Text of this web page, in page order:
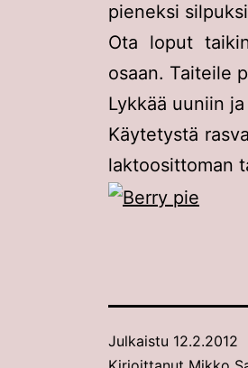
pieneksi
Ota loput
osaan. Taiteile
Lykkää uuniin
Käytetystä
laktoosittoman
Julkaistu 12.2.2012